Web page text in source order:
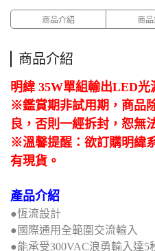
商品介紹 商
商品介紹
明緯 35W單組輸出LED光
※鑑賞期非試用期，商品
良，否則一經拆封，恕無
※溫馨提醒：欲訂購明緯
有現貨。
產品介紹
●恆流設計
●國際通用全範圍交流輸入
●能承受300VAC浪勇輸入達5